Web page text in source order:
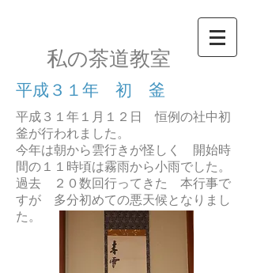
私の茶道教室​
​平成３１年 初 釜
平成３１年１月１２日 恒例の社中初
釜が行われました。
今年は朝から雲行きが怪しく 開始時
間の１１時頃は霧雨から小雨でした。
過去 ２０数回行ってきた 本行事で
すが 多分初めての悪天候となりまし
た。